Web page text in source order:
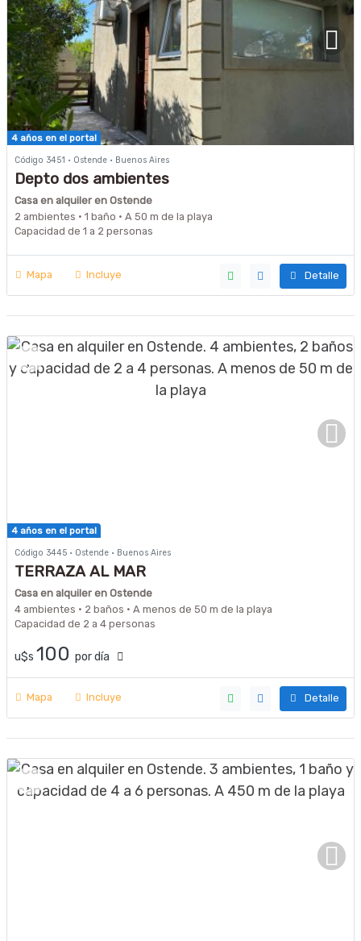
4 años en el portal
Código 3451 · Ostende · Buenos Aires
Depto dos ambientes
Casa en alquiler en Ostende
2 ambientes · 1 baño · A 50 m de la playa
Capacidad de 1 a 2 personas
Mapa Incluye Detalle
4 años en el portal
Código 3445 · Ostende · Buenos Aires
TERRAZA AL MAR
Casa en alquiler en Ostende
4 ambientes · 2 baños · A menos de 50 m de la playa
Capacidad de 2 a 4 personas
u$s 100 por día
Mapa Incluye Detalle